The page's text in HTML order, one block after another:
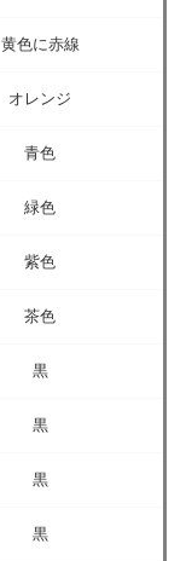
黄色に赤線
オレンジ
青色
緑色
紫色
茶色
黒
黒
黒
黒